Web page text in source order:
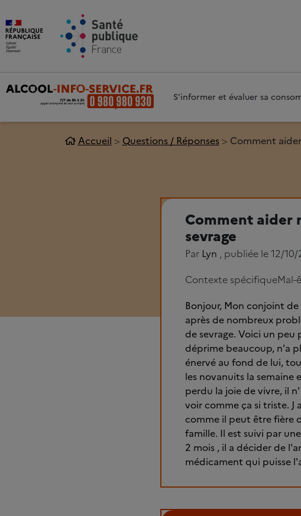
S'informer et évaluer sa
Accueil Questions / Réponses Comment
Comment aider
sevrage
Par Lyn , publiée le 12/
Contexte spécifiqueMal-
Bonjour, Mon conjoint
après de nombreux
de sevrage. Voici un peu
déprime beaucoup, n'a
énervé au fond de lui,
les novanuits la semaine
perdu la joie de vivre, il
voir comme ça si triste.
comme il peut être fière
famille. Il est suivi par
2 mois , il a décider de
médicament qui puisse